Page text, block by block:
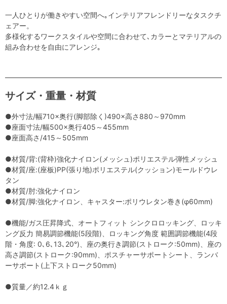
一人ひとりが働きやすい空間へ｡インテリアフレンドリーなタスクチ
ェアー。
多様化するワークスタイルや空間に合わせて､カラーとマテリアルの
組み合わせを自由にアレンジ｡
サイズ・重量・材質
●外寸法/幅710×奥行(脚部除く)490×高さ880～970mm
●座面寸法/幅500×奥行405～455mm
●座面高さ/415～505mm
●材質/背:(背枠)強化ナイロン(メッシュ)ポリエステル弾性メッシュ
●材質/座:(座板)PP(張り地)ポリエステル(クッション)モールドウレ
タン
●材質/肘:強化ナイロン
●材質/脚:強化ナイロン、キャスター:ポリウレタン巻き(φ60mm)
●機能/ガス圧昇降式、オートフィット シンクロロッキング、ロッキ
ング反力 簡易調節機能(5段階)、ロッキング角度 範囲調節機能(4段
階・角度: 0､6､13､20°)、座の奥行き調節(ストローク:50mm)、座の
高さ調節(ストローク:90mm)、ポスチャーサポートシート、ランバ
ーサポート(上下ストローク50mm)
●質量／約12.4ｋｇ